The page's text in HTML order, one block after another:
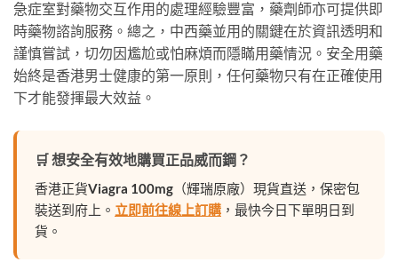
急症室對藥物交互作用的處理經驗豐富，藥劑師亦可提供即
時藥物諮詢服務。總之，中西藥並用的關鍵在於資訊透明和
謹慎嘗試，切勿因尷尬或怕麻煩而隱瞞用藥情況。安全用藥
始終是香港男士健康的第一原則，任何藥物只有在正確使用
下才能發揮最大效益。
🛒 想安全有效地購買正品威而鋼？
香港正貨Viagra 100mg（輝瑞原廠）現貨直送，保密包
裝送到府上。 立即前往線上訂購 ，最快今日下單明日到
貨。